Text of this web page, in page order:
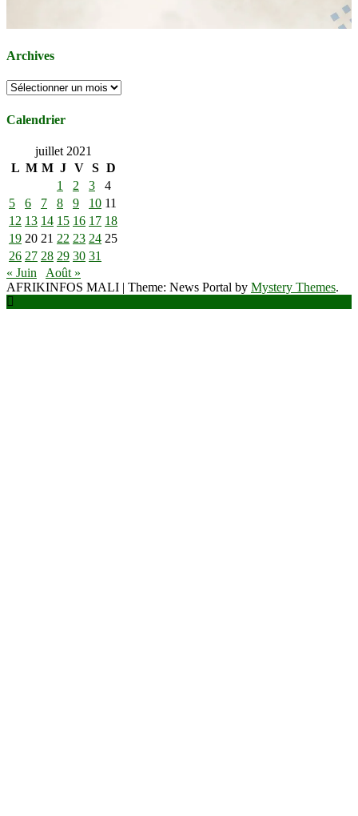
Archives
Archives
Calendrier
juillet 2021
L M M J V S D
1
2 3
4
5
6 7 8 9 10 11
12 13 14 15 16 17 18
19 20 21 22 23 24 25
26 27 28 29 30 31
« Juin
Août »
AFRIKINFOS MALI | Theme: News Portal by Mystery Themes.